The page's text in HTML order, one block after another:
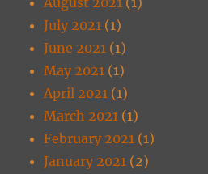
July 2021 (1)
June 2021 (1)
May 2021 (1)
April 2021 (1)
March 2021 (1)
February 2021 (1)
January 2021 (2)